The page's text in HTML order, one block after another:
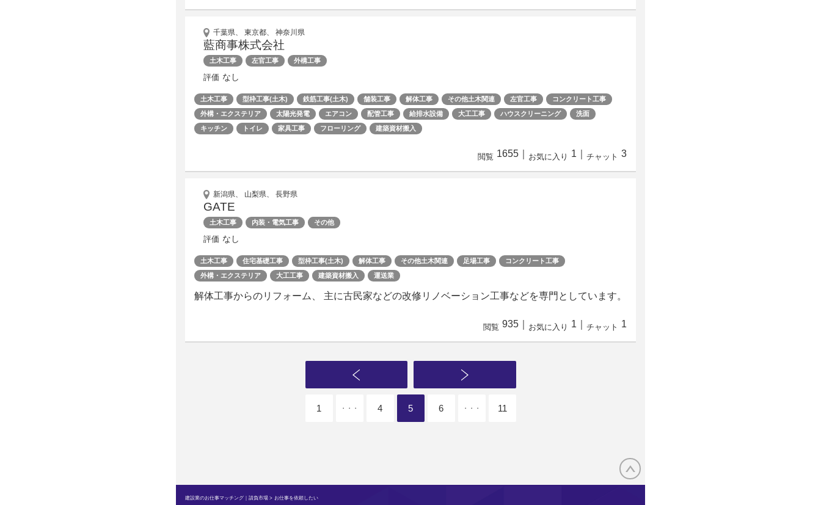
千葉県、 東京都、 神奈川県
藍商事株式会社
土木工事 左官工事 外構工事
評価 なし
土木工事 型枠工事(土木) 鉄筋工事(土木) 舗装工事 解体工事 その他土木関連 左官工事
コンクリート工事
外構・エクステリア
太陽光発電 エアコン 配管工事 給排水設備 大工工事 ハウスクリーニング
洗面
キッチン
トイレ 家具工事 フローリング 建築資材搬入
閲覧 1655 お気に入り 1 チャット 3
新潟県、 山梨県、 長野県
GATE
土木工事 内装・電気工事 その他
評価 なし
土木工事 住宅基礎工事 型枠工事(土木) 解体工事 その他土木関連 足場工事
コンクリート工事
外構・エクステリア
大工工事 建築資材搬入 運送業
解体工事からのリフォーム、 主に古民家などの改修リノベーション工事などを専門としています。
閲覧 935 お気に入り 1 チャット 1
1 ・・・ 4 5 6 ・・・ 11
建設業のお仕事マッチング｜請負市場 > お仕事を依頼したい